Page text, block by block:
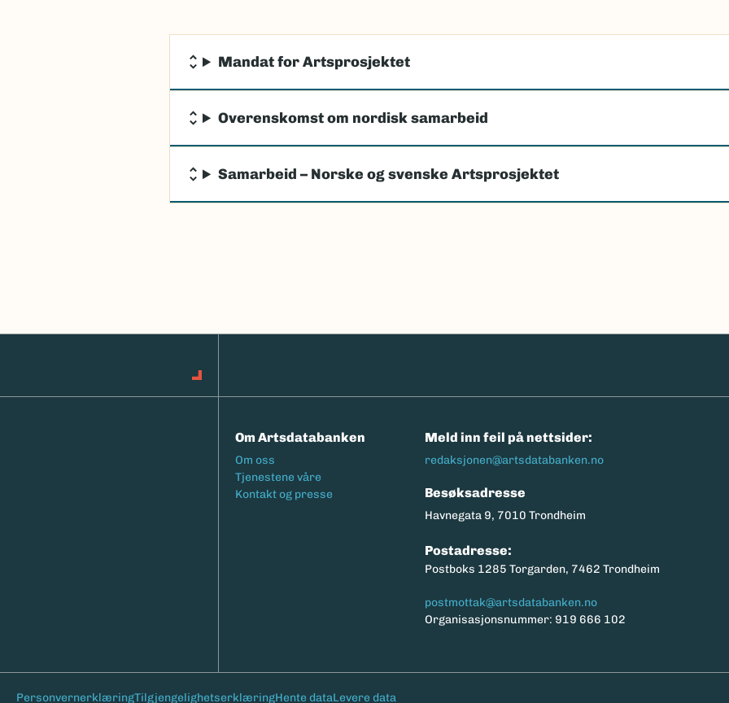
Mandat for Artsprosjektet
Overenskomst om nordisk samarbeid
Samarbeid – Norske og svenske Artsprosjektet
Om Artsdatabanken
Footermeny
Om oss
Tjenestene våre
Kontakt og presse
Meld inn feil på nettsider:
redaksjonen@artsdatabanken.no
Besøksadresse
Havnegata 9, 7010 Trondheim
Postadresse:
Postboks 1285 Torgarden, 7462 Trondheim
postmottak@artsdatabanken.no
Organisasjonsnummer: 919 666 102
Bunntekst
PersonvernerklæringTilgjengelighetserklæringHente dataLevere data